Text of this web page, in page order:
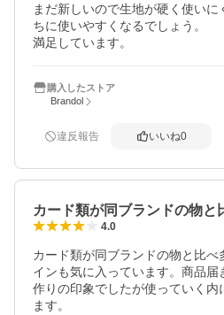
まだ新しいので生地が硬く使いに
ちに使いやすくなるでしょう。
満足しています。
購入したストア
Brandol
違反報告 いいね0
カード類が同ブランドの物と
4.0
カード類が同ブランドの物と比
インも気に入っています。商品届
作りの印象でしたが使っていく
ます。